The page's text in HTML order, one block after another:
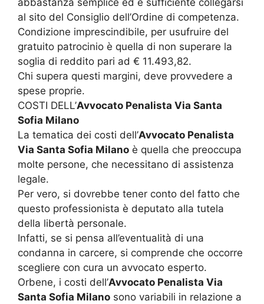
al sito del Consiglio dell’Ordine di competenza.
Condizione imprescindibile, per usufruire del
gratuito patrocinio è quella di non superare la
soglia di reddito pari ad € 11.493,82.
Chi supera questi margini, deve provvedere a
spese proprie.
COSTI DELL’Avvocato Penalista Via Santa
Sofia Milano
La tematica dei costi dell’Avvocato Penalista
Via Santa Sofia Milano è quella che preoccupa
molte persone, che necessitano di assistenza
legale.
Per vero, si dovrebbe tener conto del fatto che
questo professionista è deputato alla tutela
della libertà personale.
Infatti, se si pensa all’eventualità di una
condanna in carcere, si comprende che occorre
scegliere con cura un avvocato esperto.
Orbene, i costi dell’Avvocato Penalista Via
Santa Sofia Milano sono variabili in relazione a